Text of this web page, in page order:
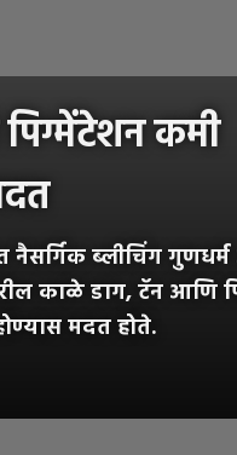
कमी
नैसर्गिक ब्लीचिंग
काळे डाग, टॅन आणि
मदत होते.